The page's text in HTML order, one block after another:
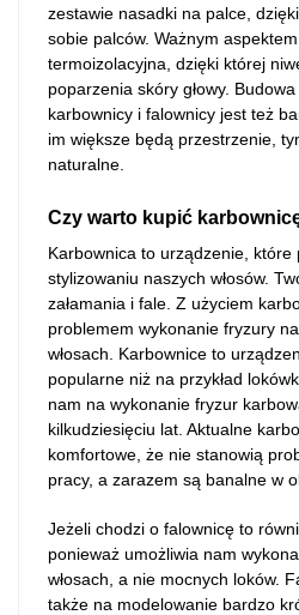
zestawie nasadki na palce,
sobie palców. Ważnym
termoizolacyjna, dzięki której
poparzenia skóry głowy.
karbownicy i falownicy jest też
im większe będą przestrzenie,
naturalne.
Czy warto kupić
Karbownica to urządzenie, które
stylizowaniu naszych włosów.
załamania i fale. Z użyciem
problemem wykonanie fryzury
włosach. Karbownice to
popularne niż na przykład
nam na wykonanie fryzur
kilkudziesięciu lat. Aktualne
komfortowe, że nie stanowią
pracy, a zarazem są banalne w
Jeżeli chodzi o falownicę to
ponieważ umożliwia nam
włosach, a nie mocnych loków.
także na modelowanie bardzo